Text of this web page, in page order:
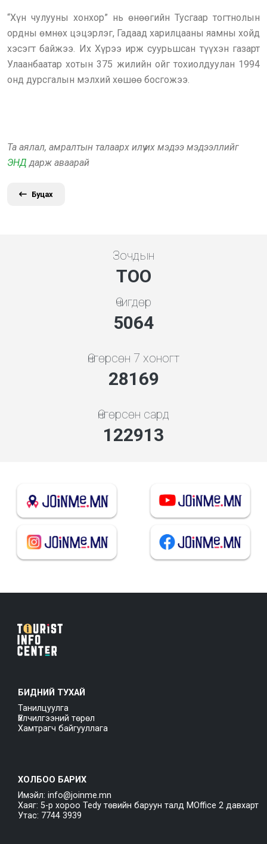
“Хүн чулууны хонхор” нь өнөөгийн Тусгаар тогтнолын
ордны өмнөх цэцэрлэг, Гадаад харилцааны яамны хойд
хэсэгт байжээ. Их Хүрээ ирж суурьшсан түүхэн газарт
Улаанбаатар хотын 375 жилийн ойг тохиолдуулан 1994
онд дурсгалын мэлхий хөшөө босгожээ.
Та аялал, амралтын талаарх илүү их мэдээ мэдээллийг
ЭНД дарж аваарай
Буцах
Зочдын
ТОО
Өчигдөр
5259
Өнгөрсөн 7 хоногт
29253
Өнгөрсөн сард
127641
БИДНИЙ ТУХАЙ
Танилцуулга
Үйлчилгээний төрөл
Хамтрагч байгууллага
ХОЛБОО БАРИХ
Имэйл: info@joinme.mn
Хаяг: 5-р хороо Tedy төвийн баруун талд MOffice 2 давхарт
Утас: 7744 3939